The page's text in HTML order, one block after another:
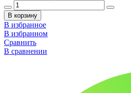
В корзину
В избранное
В избранном
Сравнить
В сравнении